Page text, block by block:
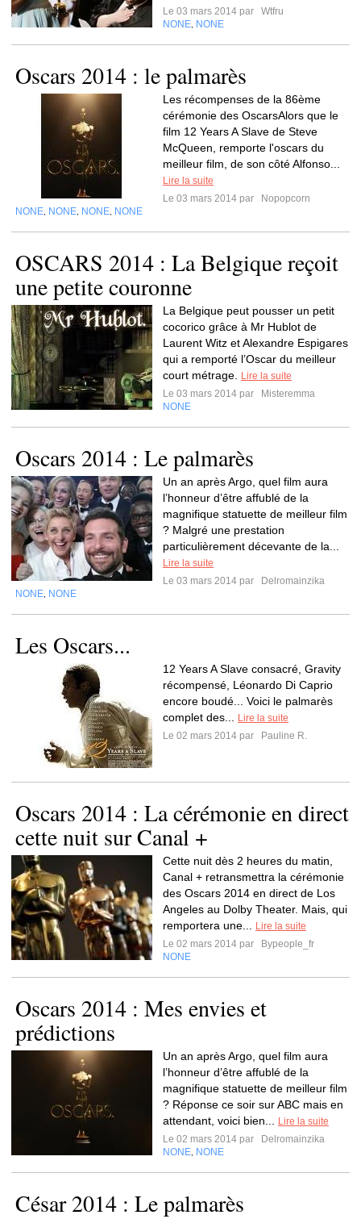
Le 03 mars 2014 par
Wtfru
NONE NONE
Oscars 2014 : le palmarès
Les récompenses de la 86ème
cérémonie des OscarsAlors que le
film 12 Years A Slave de Steve
McQueen, remporte l'oscars du
meilleur film, de son côté Alfonso...
Lire la suite
Le 03 mars 2014 par
Nopopcorn
NONE NONE NONE NONE
OSCARS 2014 : La Belgique reçoit
une petite couronne
La Belgique peut pousser un petit
cocorico grâce à Mr Hublot de
Laurent Witz et Alexandre Espigares
qui a remporté l’Oscar du meilleur
court métrage.
Lire la suite
Le 03 mars 2014 par
Misteremma
NONE
Oscars 2014 : Le palmarès
Un an après Argo, quel film aura
l’honneur d’être affublé de la
magnifique statuette de meilleur film
? Malgré une prestation
particulièrement décevante de la...
Lire la suite
Le 03 mars 2014 par
Delromainzika
NONE NONE
Les Oscars...
12 Years A Slave consacré, Gravity
récompensé, Léonardo Di Caprio
encore boudé... Voici le palmarès
complet des...
Lire la suite
Le 02 mars 2014 par
Pauline R.
Oscars 2014 : La cérémonie en direct
cette nuit sur Canal +
Cette nuit dès 2 heures du matin,
Canal + retransmettra la cérémonie
des Oscars 2014 en direct de Los
Angeles au Dolby Theater. Mais, qui
remportera une...
Lire la suite
Le 02 mars 2014 par
Bypeople_fr
NONE
Oscars 2014 : Mes envies et
prédictions
Un an après Argo, quel film aura
l’honneur d’être affublé de la
magnifique statuette de meilleur film
? Réponse ce soir sur ABC mais en
attendant, voici bien...
Lire la suite
Le 02 mars 2014 par
Delromainzika
NONE NONE
César 2014 : Le palmarès